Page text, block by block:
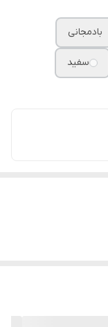
بادمجانی
سفید